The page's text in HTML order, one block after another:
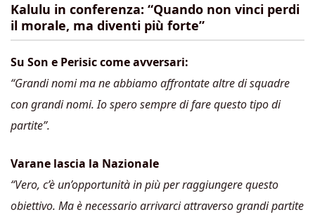
Kalulu in conferenza: “Quando non vinci perdi
il morale, ma diventi più forte”
Su Son e Perisic come avversari:
“Grandi nomi ma ne abbiamo affrontate altre di squadre
con grandi nomi. Io spero sempre di fare questo tipo di
partite”.
Varane lascia la Nazionale
“Vero, c’è un’opportunità in più per raggiungere questo
obiettivo. Ma è necessario arrivarci attraverso grandi partite